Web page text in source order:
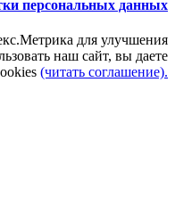
персональных данных
для улучшения
наш сайт, вы даете
(читать соглашение).